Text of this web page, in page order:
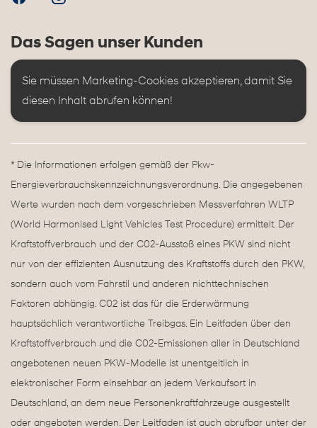
Das Sagen unser Kunden
Sie müssen Marketing-Cookies akzeptieren, damit Sie
diesen Inhalt abrufen können!
* Die Informationen erfolgen gemäß der Pkw-
Energieverbrauchskennzeichnungsverordnung. Die angegebenen
Werte wurden nach dem vorgeschrieben Messverfahren WLTP
(World Harmonised Light Vehicles Test Procedure) ermittelt. Der
Kraftstoffverbrauch und der C02-Ausstoß eines PKW sind nicht
nur von der effizienten Ausnutzung des Kraftstoffs durch den PKW,
sondern auch vom Fahrstil und anderen nichttechnischen
Faktoren abhängig. C02 ist das für die Erderwärmung
hauptsächlich verantwortliche Treibgas. Ein Leitfaden über den
Kraftstoffverbrauch und die C02-Emissionen aller in Deutschland
angebotenen neuen PKW-Modelle ist unentgeltlich in
elektronischer Form einsehbar an jedem Verkaufsort in
Deutschland, an dem neue Personenkraftfahrzeuge ausgestellt
oder angeboten werden. Der Leitfaden ist auch abrufbar unter der